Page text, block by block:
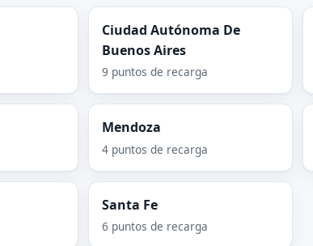
Ciudad Autónoma De
Buenos Aires
9 puntos de recarga
Mendoza
4 puntos de recarga
Santa Fe
6 puntos de recarga